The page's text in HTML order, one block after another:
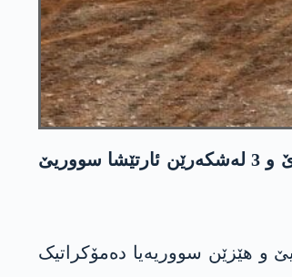
د ئێریشێن ئارتێشا ترکیێ یێن ل سەر رۆژئاڤایێ کوردستانێ و حه‌له‌بێ دا، د 24 دەمژمێرێن بۆری دا 4 شەرڤانێن هه‌سه‌دێ و 3 لەشکەرێن ئارتێشا سووریێ
دا بارەگەهێن ئارتێشا سووریێ و هێزێن سووریەیا دەمۆکراتیک